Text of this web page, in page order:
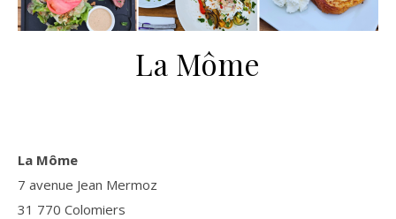
La Môme
La Môme
7 avenue Jean Mermoz
31 770 Colomiers